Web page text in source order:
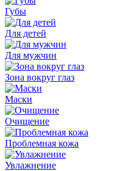
Губы
Для детей
Для мужчин
Зона вокруг глаз
Маски
Очищение
Проблемная кожа
Увлажнение